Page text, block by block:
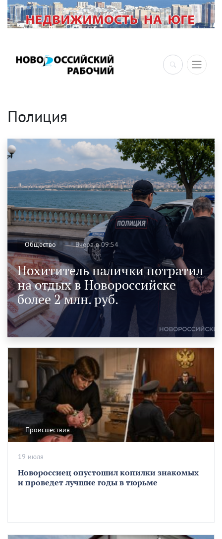
×
Полиция
Похититель налички потратил
на отдых в Новороссийске
более 2 млн. руб.
Общество Вчера в 09:54
Происшествия
Новороссиец опустошил копилки знакомых
и проведет лучшие годы в тюрьме
19 июля